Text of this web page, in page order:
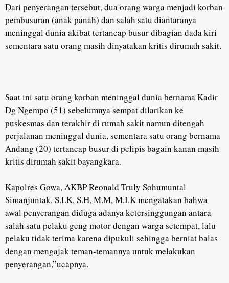
Dari penyerangan tersebut, dua orang warga menjadi korban
pembusuran (anak panah) dan salah satu diantaranya
meninggal dunia akibat tertancap busur dibagian dada kiri
sementara satu orang masih dinyatakan kritis dirumah sakit.
Saat ini satu orang korban meninggal dunia bernama Kadir
Dg Ngempo (51) sebelumnya sempat dilarikan ke
puskesmas dan terakhir di rumah sakit namun ditengah
perjalanan meninggal dunia, sementara satu orang bernama
Andang (20) tertancap busur di pelipis bagain kanan masih
kritis dirumah sakit bayangkara.
Kapolres Gowa, AKBP Reonald Truly Sohumuntal
Simanjuntak, S.I.K, S.H, M.M, M.I.K mengatakan bahwa
awal penyerangan diduga adanya ketersinggungan antara
salah satu pelaku geng motor dengan warga setempat, lalu
pelaku tidak terima karena dipukuli sehingga berniat balas
dengan mengajak teman-temannya untuk melakukan
penyerangan,”ucapnya.